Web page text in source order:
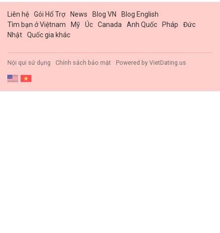
Liên hệ Gói Hổ Trợ News Blog VN
Blog English
Tìm bạn ở Việtnam
Mỹ Úc Canada Anh Quốc Pháp
Đức
Nhật
Quốc gia khác
Nội qui sử dụng Chính sách bảo mật Powered by VietDating.us